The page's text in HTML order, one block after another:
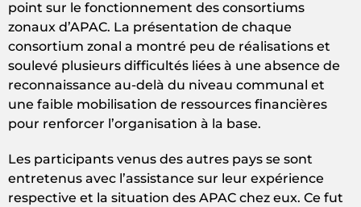
point sur le fonctionnement des consortiums
zonaux d’APAC. La présentation de chaque
consortium zonal a montré peu de réalisations et
soulevé plusieurs difficultés liées à une absence de
reconnaissance au-delà du niveau communal et
une faible mobilisation de ressources financières
pour renforcer l’organisation à la base.
Les participants venus des autres pays se sont
entretenus avec l’assistance sur leur expérience
respective et la situation des APAC chez eux. Ce fut